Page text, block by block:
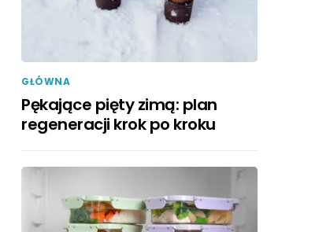
GŁÓWNA
Pękające pięty zimą: plan
regeneracji krok po kroku